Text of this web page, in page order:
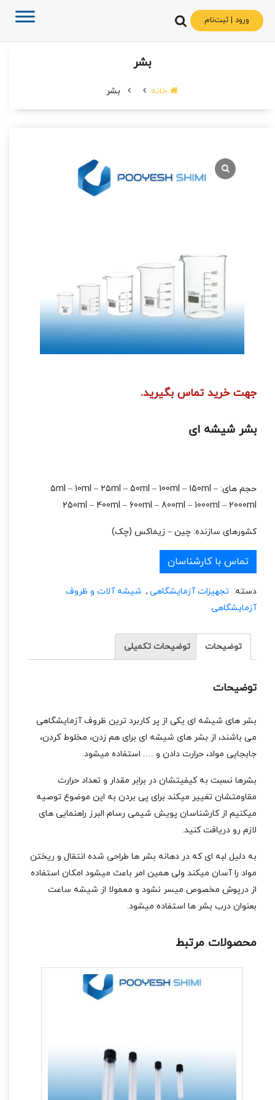
ورود | ثبت‌نام
بشر
خانه بشر
جهت خرید تماس بگیرید.
بشر شیشه ای
حجم های: 5ml – 10ml – 25ml – 50ml – 100ml – 150ml –
250ml – 400ml – 600ml – 800ml – 1000ml – 2000ml
کشورهای سازنده: چین – زیماکس (چک)
تماس با کارشناسان
دسته: تجهیزات آزمایشگاهی , شیشه آلات و ظروف
آزمایشگاهی
توضیحات توضیحات تکمیلی
توضیحات
بشر های شیشه ای یکی از پر کاربرد ترین ظروف آزمایشگاهی
می باشند، از بشر های شیشه ای برای هم زدن، مخلوط کردن،
جابجایی مواد، حرارت دادن و …. استفاده میشود.
بشرها نسبت به کیفیتشان در برابر مقدار و تعداد حرارت
مقاومتشان تغییر میکند برای پی بردن به این موضوع توصیه
میکنیم از کارشناسان پویش شیمی رسام البرز راهنمایی های
لازم رو دریافت کنید.
به دلیل لبه ای که در دهانه بشر ها طراحی شده انتقال و ریختن
مواد را آسان میکند ولی همین امر باعث میشود امکان استفاده
از درپوش مخصوص میسر نشود و معمولا از شیشه ساعت
بعنوان درب بشر ها استفاده میشود.
محصولات مرتبط